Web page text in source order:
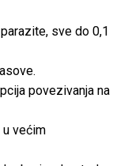
sve do 0,1
povezivanja na
u većim